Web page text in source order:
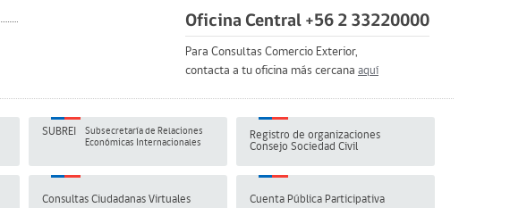
Oficina Central +56 2 33220000
Para Consultas Comercio Exterior,
contacta a tu oficina más cercana aquí
SUBREI
Subsecretaría de Relaciones
Económicas Internacionales
Registro de organizaciones
Consejo Sociedad Civil
Consultas Ciudadanas Virtuales Cuenta Pública Participativa